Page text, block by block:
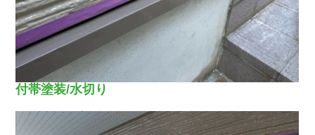
付帯塗装/水切り